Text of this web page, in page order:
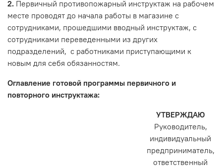
2. Первичный противопожарный инструктаж на рабочем
месте проводят до начала работы в магазине с
сотрудниками, прошедшими вводный инструктаж, с
сотрудниками переведенными из других
подразделений, с работниками приступающими к
новым для себя обязанностям.
Оглавление готовой программы первичного и
повторного инструктажа:
УТВЕРЖДАЮ
Руководитель,
индивидуальный
предприниматель,
ответственный